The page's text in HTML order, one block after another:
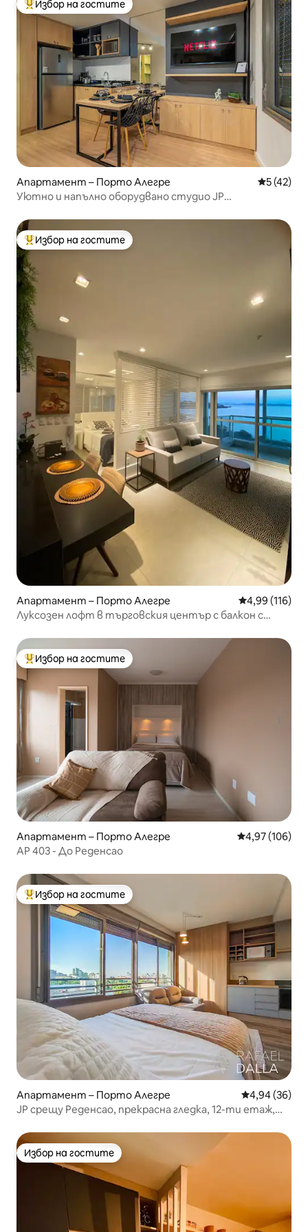
Най-популярен избор на гостите
Избор на гостите
Апартамент – Порто Алегре Средна
5 (42)
Уютно и напълно оборудвано студио JP
Най-популярен избор на гостите
Избор на гостите
Апартамент – Порто Алегре Средна
4,99 (116)
Луксозен лофт в търговския център с балкон с
Най-популярен избор на гостите
Избор на гостите
Апартамент – Порто Алегре Средна
4,97 (106)
AP 403 - До Реденсао
Най-популярен избор на гостите
Избор на гостите
Апартамент – Порто Алегре Средна
4,94 (36)
JP срещу Реденсао, прекрасна гледка, 12-ти етаж,
Избор на гостите
Избор на гостите